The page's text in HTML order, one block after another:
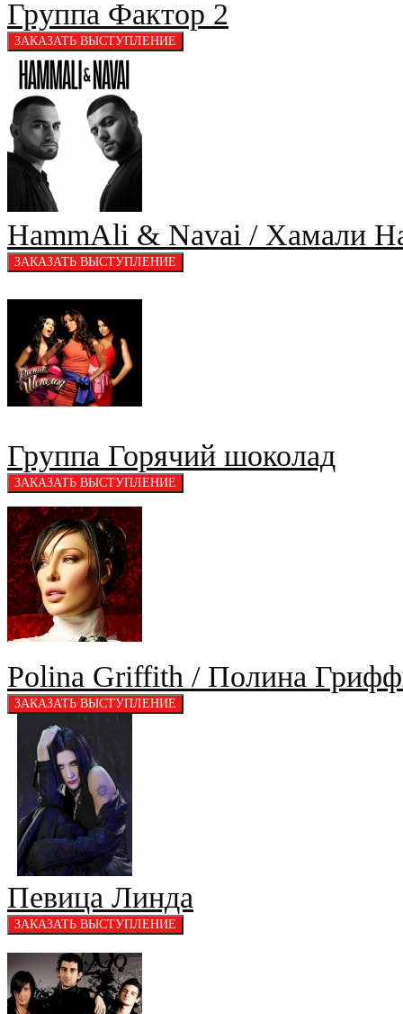
Группа Фактор 2
HammAli & Navai / Хамали
Группа Горячий шоколад
Polina Griffith / Полина
Певица Линда